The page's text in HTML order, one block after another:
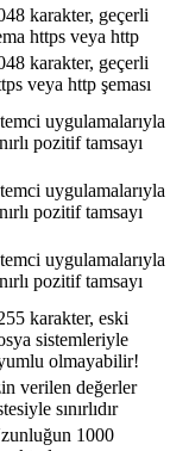
karakter, geçerli
https veya http
karakter, geçerli
veya http şeması
uygulamalarıyla
pozitif tamsayı
uygulamalarıyla
pozitif tamsayı
uygulamalarıyla
pozitif tamsayı
karakter, eski
sistemleriyle
olmayabilir!
verilen değerler
sınırlıdır
1000